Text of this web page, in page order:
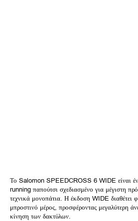
Το Salomon SPEEDCROSS 6 WIDE είναι
running παπούτσι σχεδιασμένο για μέγιστη
τεχνικά μονοπάτια. Η έκδοση WIDE διαθέτει
μπροστινό μέρος, προσφέροντας μεγαλύτερη
κίνηση των δακτύλων.